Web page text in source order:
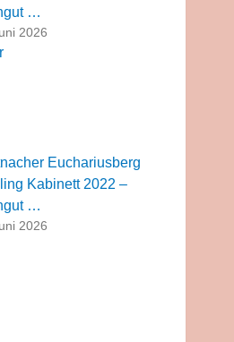
…
2026
Euchariusberg
Kabinett 2022 –
…
2026